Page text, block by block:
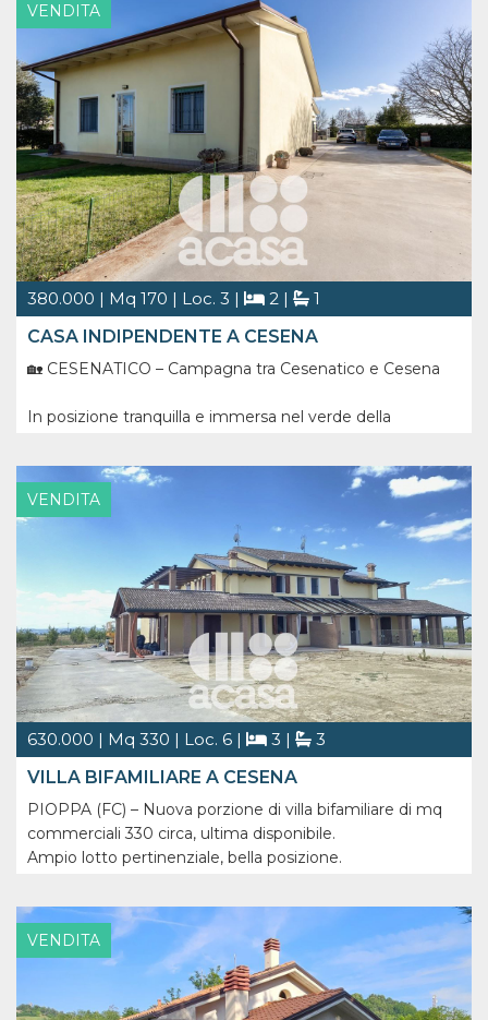
VENDITA
380.000 | Mq 170 | Loc. 3 | 2 |
1
CASA INDIPENDENTE A CESENA
🏡 CESENATICO – Campagna tra Cesenatico e Cesena
In posizione tranquilla e immersa nel verde della
servizi e dalle città di Cesenatico e Cesena, proponiamo
in vendita villetta indipendente completamente
ristrutturata, circondata da ampio [...]
VENDITA
630.000 | Mq 330 | Loc. 6 | 3 |
3
VILLA BIFAMILIARE A CESENA
PIOPPA (FC) – Nuova porzione di villa bifamiliare di mq
commerciali 330 circa, ultima disponibile.
Ampio lotto pertinenziale, bella posizione.
sviluppa come segue:
PIANO TERRA: Ingresso, soggiorno, cucina, disimpegno
VENDITA